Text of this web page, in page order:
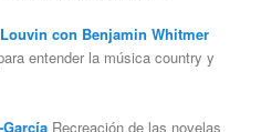
con Benjamin Whitmer
entender la música country y
Recreación de las novelas